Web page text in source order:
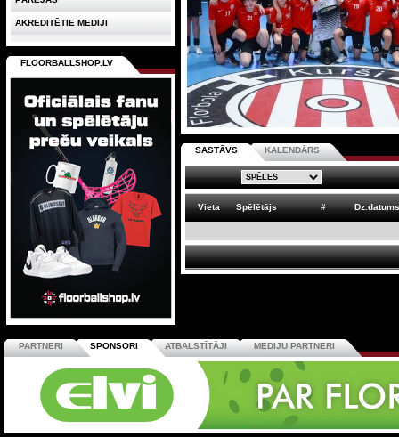
SASTĀVS KALENDĀRS
Vieta Spēlētājs # Dz.datums
AKREDITĒTIE MEDIJI
FLOORBALLSHOP.LV
PARTNERI SPONSORI ATBALSTĪTĀJI MEDIJU PARTNERI